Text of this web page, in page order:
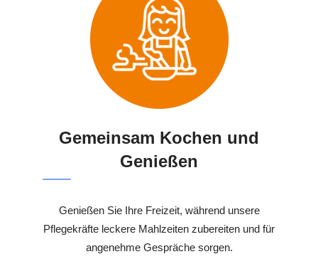
Gemeinsam Kochen und
Genießen
Genießen Sie Ihre Freizeit, während unsere
Pflegekräfte leckere Mahlzeiten zubereiten und für
angenehme Gespräche sorgen.